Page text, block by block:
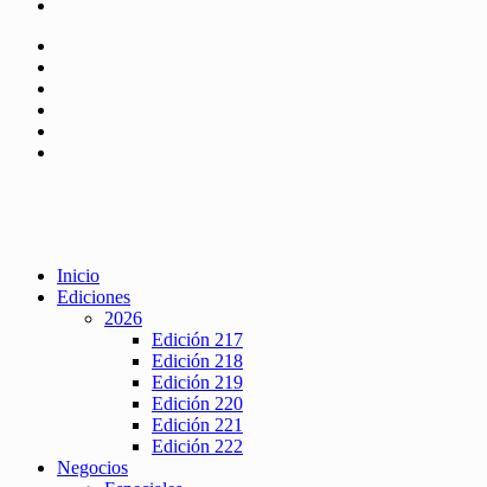
Inicio
Ediciones
2026
Edición 217
Edición 218
Edición 219
Edición 220
Edición 221
Edición 222
Negocios